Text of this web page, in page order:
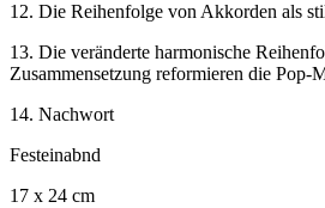
12. Die Reihenfolge von Akkorden als
13. Die veränderte harmonische
Zusammensetzung reformieren die Pop-
14. Nachwort
Festeinabnd
17 x 24 cm